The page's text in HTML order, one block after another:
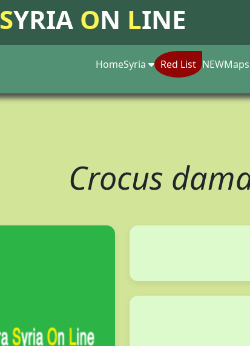
SYRIA ON LINE
HomeSyria Red List NEWMaps
Crocus